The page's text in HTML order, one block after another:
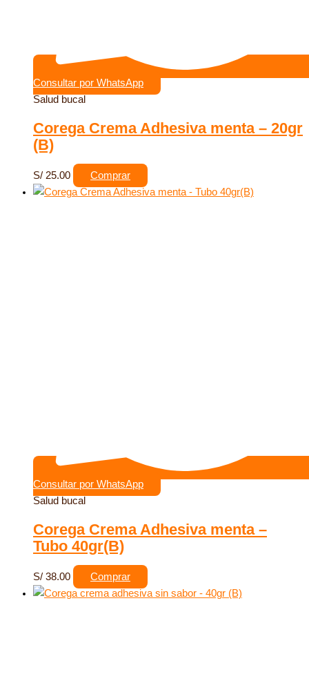
Consultar por WhatsApp
Salud bucal
Corega Crema Adhesiva menta – 20gr
(B)
S/ 25.00 Comprar
Consultar por WhatsApp
Salud bucal
Corega Crema Adhesiva menta –
Tubo 40gr(B)
S/ 38.00 Comprar